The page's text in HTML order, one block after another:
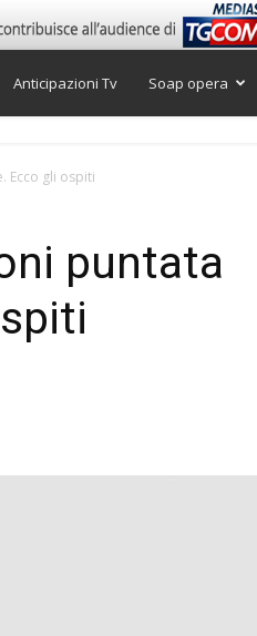
Anticipazioni Tv Soap opera
Ecco gli ospiti
puntata